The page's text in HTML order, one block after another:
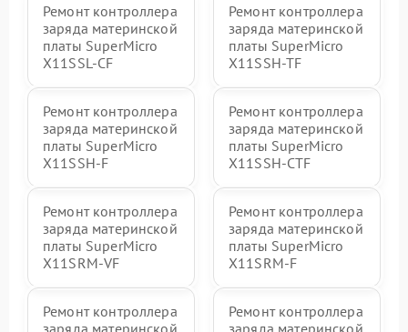
Ремонт контроллера
заряда материнской
платы SuperMicro
X11SSL-CF
Ремонт контроллера
заряда материнской
платы SuperMicro
X11SSH-TF
Ремонт контроллера
заряда материнской
платы SuperMicro
X11SSH-F
Ремонт контроллера
заряда материнской
платы SuperMicro
X11SSH-CTF
Ремонт контроллера
заряда материнской
платы SuperMicro
X11SRM-VF
Ремонт контроллера
заряда материнской
платы SuperMicro
X11SRM-F
Ремонт контроллера
заряда материнской
Ремонт контроллера
заряда материнской